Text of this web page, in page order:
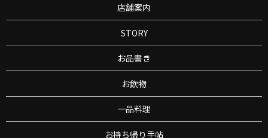
店舗案内
STORY
お品書き
お飲物
一品料理
お持ち帰り手帖